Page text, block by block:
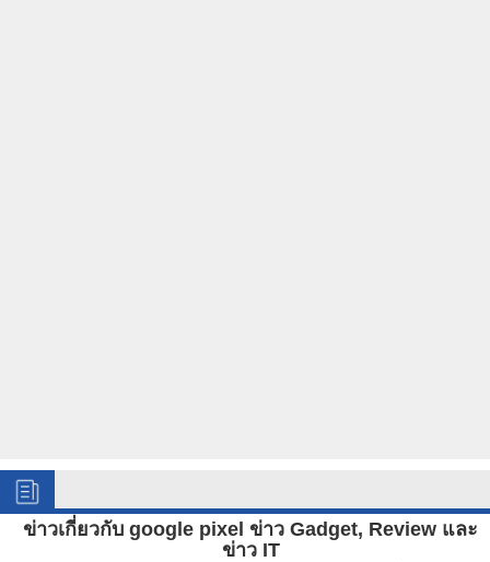
ข่าวเกี่ยวกับ google pixel ข่าว Gadget, Review และ
ข่าว IT